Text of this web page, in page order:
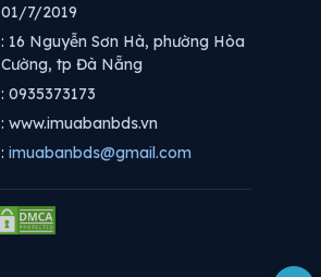
01/7/2019
: 16 Nguyễn Sơn Hà, phường Hòa
Cường, tp Đà Nẵng
: 0935373173
: www.imuabanbds.vn
: imuabanbds@gmail.com